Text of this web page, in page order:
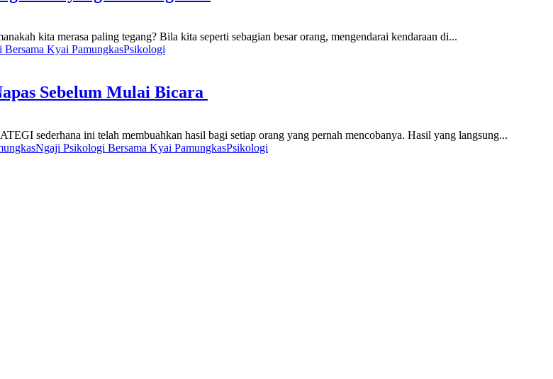
kita merasa paling tegang? Bila kita seperti sebagian besar orang, mengendarai kendaraan di...
Kyai PamungkasPsikologi
Sebelum Mulai Bicara
sederhana ini telah membuahkan hasil bagi setiap orang yang pernah mencobanya. Hasil yang langsung...
Ngaji Psikologi Bersama Kyai PamungkasPsikologi